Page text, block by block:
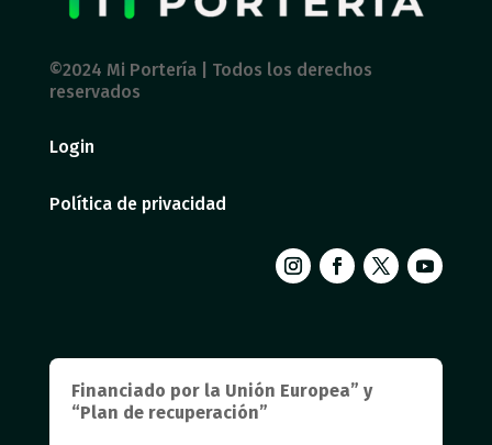
©2024 Mi Portería | Todos los derechos
reservados
Login
Política de privacidad
Financiado por la Unión Europea” y
“Plan de recuperación”